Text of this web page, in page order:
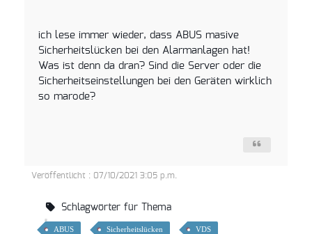
ich lese immer wieder, dass ABUS masive
Sicherheitslücken bei den Alarmanlagen hat!
Was ist denn da dran? Sind die Server oder die
Sicherheitseinstellungen bei den Geräten wirklich
so marode?
Veröffentlicht : 07/10/2021 3:05 p.m.
Schlagwörter für Thema
ABUS Sicherheitslücken VDS